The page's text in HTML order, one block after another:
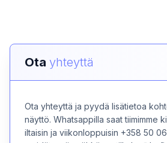
Ota yhteyttä
Ota yhteyttä ja pyydä lisätietoa
näyttö. Whatsappilla saat tiimimme
iltaisin ja viikonloppuisin +358 50